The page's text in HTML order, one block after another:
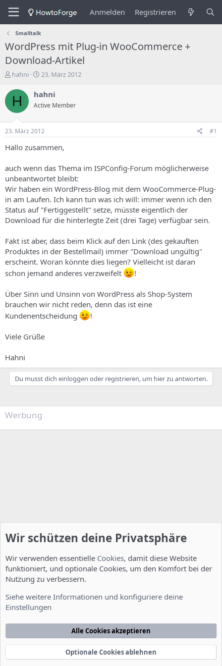
Anmelden Registrieren
Smalltalk
WordPress mit Plug-in WooCommerce +
Download-Artikel
E
s
e
e
r
s
T
h
e
m
s
hahni
E
s
e
l
u
n
d
a
t
u
m
23. März 2012
H hahni
Active Member
23. März 2012 #1
Hallo zusammen,
auch wenn das Thema im ISPConfig-Forum möglicherweise
unbeantwortet bleibt:
Wir haben ein WordPress-Blog mit dem WooCommerce-Plug-
in am Laufen. Ich kann tun was ich will: immer wenn ich den
Status auf "Fertiggestellt" setze, müsste eigentlich der
Download für die hinterlegte Zeit (drei Tage) verfügbar sein.
Fakt ist aber, dass beim Klick auf den Link (des gekauften
Produktes in der Bestellmail) immer "Download ungültig"
erscheint. Woran könnte dies liegen? Vielleicht ist daran
schon jemand anderes verzweifelt
!
Über Sinn und Unsinn von WordPress als Shop-System
brauchen wir nicht reden, denn das ist eine
Kundenentscheidung
!
Viele Grüße
Hahni
Du musst dich einloggen oder registrieren, um hier zu antworten.
Werbung
Nutzungsbedingungen Datenschutzerklärung
Startseite
Community platform by XenForo® © 2010-2022 XenForo Ltd.
xenDach©2010-2014
Wir schützen deine Privatsphäre
Wir verwenden essentielle Cookies, damit diese Website
funktioniert, und optionale Cookies, um den Komfort bei der
Nutzung zu verbessern.
Siehe weitere Informationen und konfiguriere deine
Einstellungen
Alle Cookies akzeptieren
Optionale Cookies ablehnen